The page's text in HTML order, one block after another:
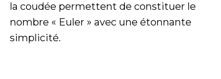
la coudée permettent de constituer le
nombre « Euler » avec une étonnante
simplicité.